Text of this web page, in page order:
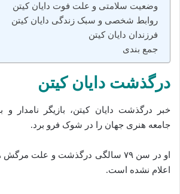
وضعیت سلامتی و علت فوت دایان کیتن
روابط شخصی و سبک زندگی دایان کیتن
فرزندان دایان کیتن
جمع‌ بندی
درگذشت دایان کیتن
خبر درگذشت دایان کیتن، بازیگر نامدار و
جامعه هنری جهان را در شوک فرو برد.
او در سن ۷۹ سالگی درگذشت و علت
اعلام نشده است.